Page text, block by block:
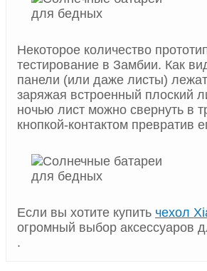
Некоторое количество
тестирование в Замбии. Как
панели (или даже листы)
заряжая встроенный плоский
ночью лист можно свернуть в
кнопкой-контактом превратив
Если вы хотите купить чехол
огромный выбор аксессуаров
.